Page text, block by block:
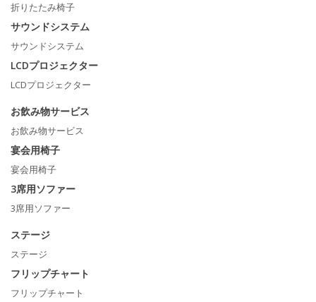
折りたたみ椅子
サウンドシステム
サウンドシステム
LCDプロジェクター
LCDプロジェクター
お飲み物サービス
お飲み物サービス
宴会用椅子
宴会用椅子
3席用ソファー
3席用ソファー
ステージ
ステージ
フリップチャート
フリップチャート